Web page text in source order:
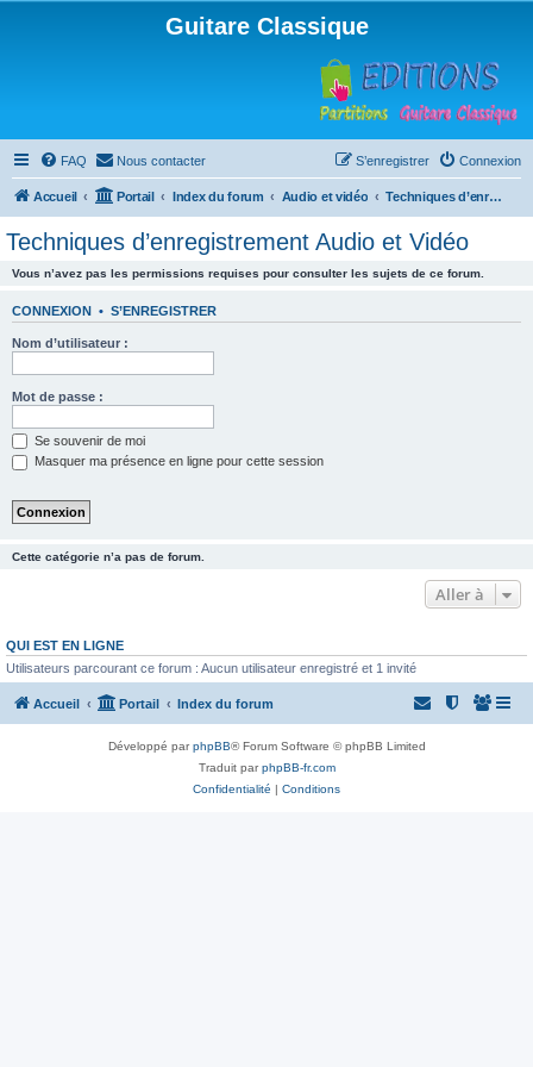
Guitare Classique
FAQ Nous contacter Connexion
S’enregistrer
Accueil Portail Index du forum Audio et vidéo Techniques d’enregistrement Audio et Vidéo
Techniques d’enregistrement Audio et Vidéo
Vous n’avez pas les permissions requises pour consulter les sujets de ce forum.
CONNEXION • S’ENREGISTRER
Nom d’utilisateur :
Mot de passe :
Se souvenir de moi
Masquer ma présence en ligne pour cette session
Cette catégorie n’a pas de forum.
Aller à
QUI EST EN LIGNE
Utilisateurs parcourant ce forum : Aucun utilisateur enregistré et 1 invité
Accueil Portail Index du forum
Développé parphpBB® Forum Software © phpBB Limited
Traduit parphpBB-fr.com
Confidentialité | Conditions